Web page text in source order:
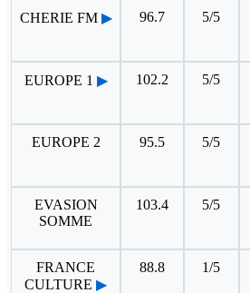
CHERIE FM ▶ 96.7 5/5
EUROPE 1 ▶ 102.2 5/5
EUROPE 2 95.5 5/5
EVASION
SOMME
103.4 5/5
FRANCE
CULTURE ▶
88.8 1/5